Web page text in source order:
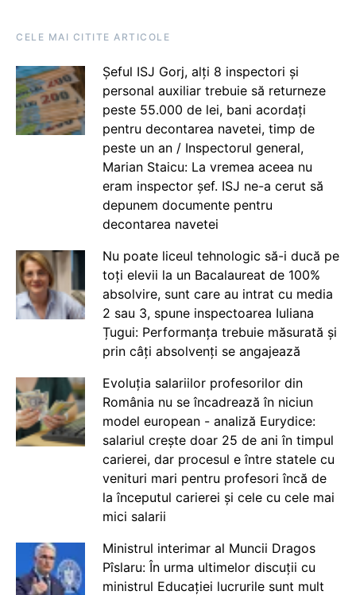
CELE MAI CITITE ARTICOLE
Șeful ISJ Gorj, alți 8 inspectori și
personal auxiliar trebuie să returneze
peste 55.000 de lei, bani acordați
pentru decontarea navetei, timp de
peste un an / Inspectorul general,
Marian Staicu: La vremea aceea nu
eram inspector șef. ISJ ne-a cerut să
depunem documente pentru
decontarea navetei
Nu poate liceul tehnologic să-i ducă pe
toți elevii la un Bacalaureat de 100%
absolvire, sunt care au intrat cu media
2 sau 3, spune inspectoarea Iuliana
Țugui: Performanța trebuie măsurată și
prin câți absolvenți se angajează
Evoluția salariilor profesorilor din
România nu se încadrează în niciun
model european - analiză Eurydice:
salariul crește doar 25 de ani în timpul
carierei, dar procesul e între statele cu
venituri mari pentru profesori încă de
la începutul carierei și cele cu cele mai
mici salarii
Ministrul interimar al Muncii Dragos
Pîslaru: În urma ultimelor discuții cu
ministrul Educației lucrurile sunt mult